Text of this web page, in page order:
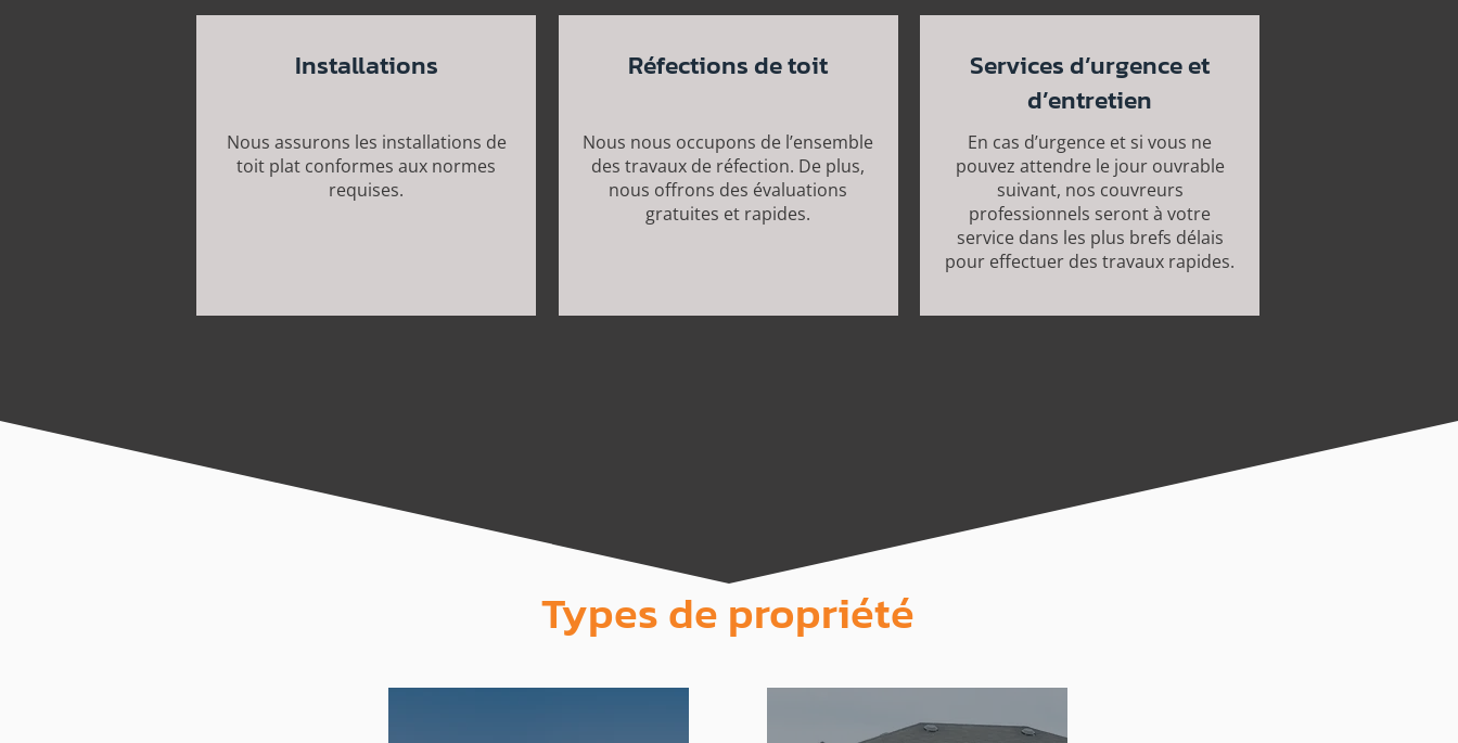
Installations
Nous assurons les installations de
toit plat conformes aux normes
requises.
Réfections de toit
Nous nous occupons de l’ensemble
des travaux de réfection. De plus,
nous offrons des évaluations
gratuites et rapides.
Services d’urgence et
d’entretien
En cas d’urgence et si vous ne
pouvez attendre le jour ouvrable
suivant, nos couvreurs
professionnels seront à votre
service dans les plus brefs délais
pour effectuer des travaux rapides.
Types de propriété